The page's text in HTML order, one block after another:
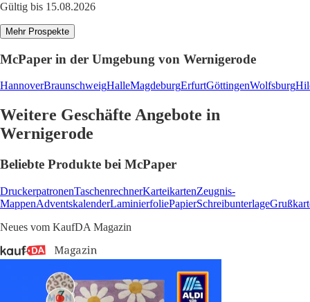
Gültig bis 15.08.2026
Mehr Prospekte
McPaper in der Umgebung von Wernigerode
HannoverBraunschweigHalleMagdeburgErfurtGöttingenWolfsburg
Weitere Geschäfte Angebote in
Wernigerode
Beliebte Produkte bei McPaper
DruckerpatronenTaschenrechnerKarteikartenZeugnis-
MappenAdventskalenderLaminierfoliePapierSchreibunterlage
Neues vom KaufDA Magazin